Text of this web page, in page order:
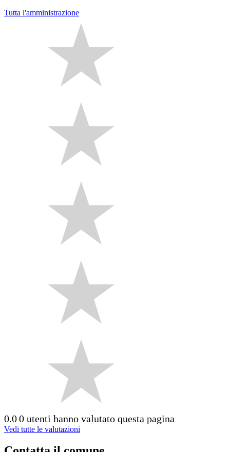
Tutta l'amministrazione
0.00 utenti hanno valutato questa pagina
Vedi tutte le valutazioni